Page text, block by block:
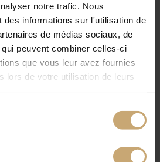
notre trafic. Nous
des informations sur l'utilisation de
de médias sociaux, de
peuvent combiner celles-ci
que vous leur avez fournies
lors de votre utilisation de leurs
IL Y A 5 MOIS — NOS ÉVÉNEMENTS
Ducerf Groupe au
Carrefour